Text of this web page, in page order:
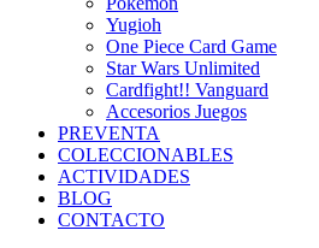
Yugioh
One Piece Card Game
Star Wars Unlimited
Cardfight!! Vanguard
Accesorios Juegos
PREVENTA
COLECCIONABLES
ACTIVIDADES
BLOG
CONTACTO